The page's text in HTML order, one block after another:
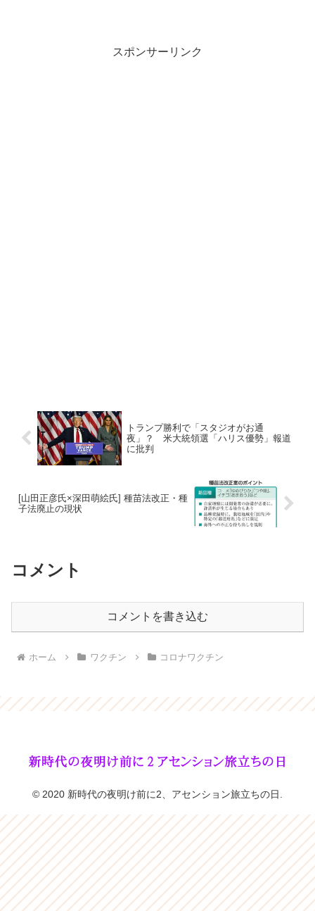
スポンサーリンク
トランプ勝利で「スタジオがお通
夜」？ 米大統領選「ハリス優勢」報道
に批判
[山田正彦氏×深田萌絵氏] 種苗法改正・種
子法廃止の現状
コメント
コメントを書き込む
ホーム ワクチン コロナワクチン
© 2020 新時代の夜明け前に2、アセンション旅立ちの日.